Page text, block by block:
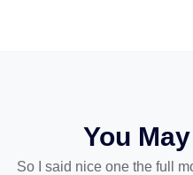
You
So I said nice one the full